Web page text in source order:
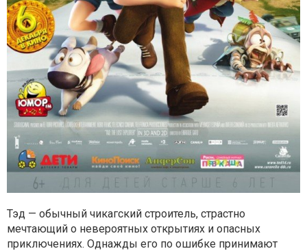
Тэд — обычный чикагский строитель, страстно
мечтающий о невероятных открытиях и опасных
приключениях. Однажды его по ошибке принимают